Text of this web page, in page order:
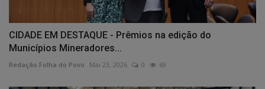
CIDADE EM DESTAQUE - Prêmios na edição do
Municípios Mineradores...
Redação Folha do Povo Mai 23, 2026 0 69